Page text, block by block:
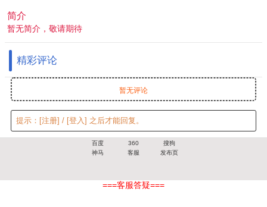
简介
暂无简介，敬请期待
精彩评论
暂无评论
提示： [注册] / [登入] 之后才能回复。
百度 360
搜狗
神马
客服 发布页
===客服答疑===